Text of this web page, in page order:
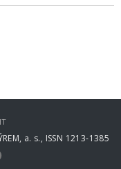
a. s., ISSN 1213-1385